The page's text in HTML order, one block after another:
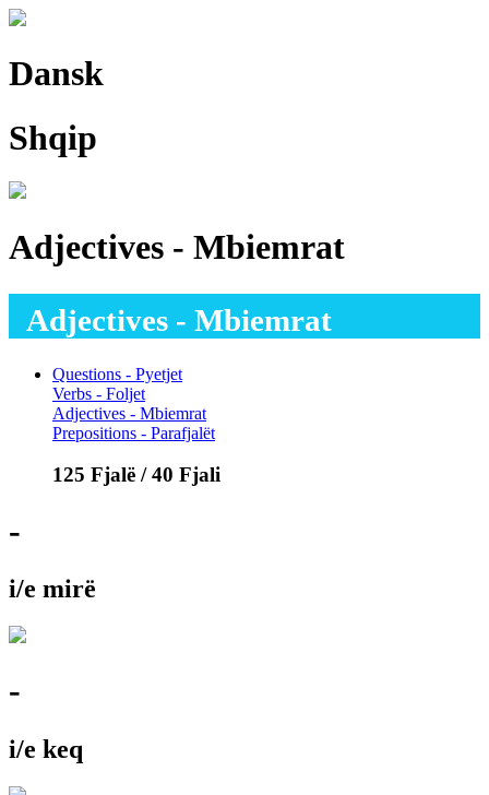
Dansk
Shqip
Adjectives - Mbiemrat
Adjectives - Mbiemrat
Questions - Pyetjet
Verbs - Foljet
Adjectives - Mbiemrat
Prepositions - Parafjalët
125 Fjalë / 40 Fjali
-
i/e mirë
-
i/e keq